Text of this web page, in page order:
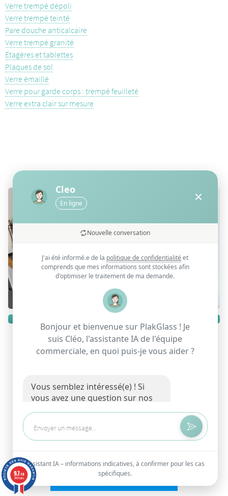
Verre trempé dépoli
Verre trempé teinté
Pare douche anticalcaire
Verre trempé granité
Étagères et tablettes
Plaques de sol
Verre émaillé
Verre pour garde corps : trempé feuilleté
Verre extra clair sur mesure
PAIEMENT FACILITE
Cleo
En ligne
Nouvelle conversation
J'ai été informé.e de la politique de confidentialité et
comprends que mes informations sont stockées afin
d'optimiser le traitement de ma demande.
Bonjour et bienvenue sur PlakGlass ! Je
suis Cléo, l'assistante IA de l'équipe
commerciale, en quoi puis-je vous aider ?
Vous semblez intéressé(e) ! Si
vous avez une question sur nos
Comparer les offres Contacter un conseiller
Assistant IA – informations indicatives, à confirmer pour les cas
spécifiques.
9.7/10
3401 avis